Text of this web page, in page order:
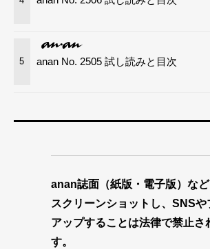
5 anan No. 2505 試し読みと目次
anan誌面（紙版・電子版）など
スクリーンショットし、SNSや
アップすることは法律で禁止さ
す。